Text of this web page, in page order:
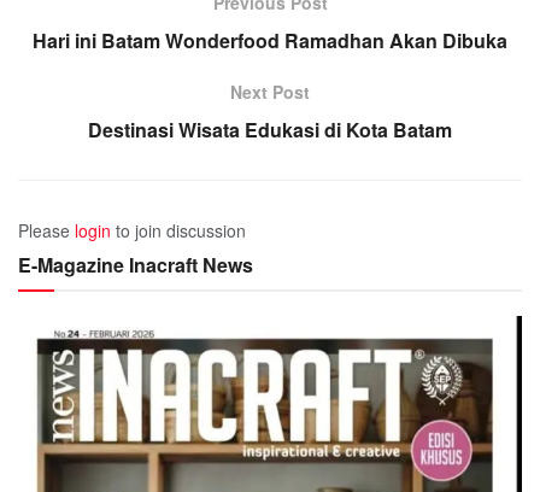
Hari ini Batam Wonderfood Ramadhan Akan Dibuka
Next Post
Destinasi Wisata Edukasi di Kota Batam
Please login to join discussion
E-Magazine Inacraft News